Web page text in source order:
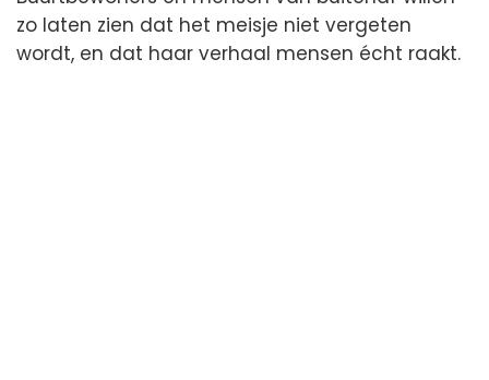
zo laten zien dat het meisje niet vergeten
wordt, en dat haar verhaal mensen écht raakt.